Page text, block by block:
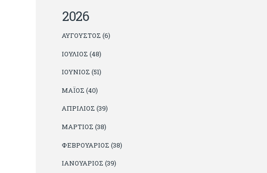
γιατί είναι μέλος της γενιάς που απόλαυσε τους
μεγαλύτερους σε όλα τα σπορ. Δεν είναι
παντρεμένος, αλλά θαυμάζει όσους βρίσκουν το
κουράγιο να το κάνουν. Αντίθετα από πολλούς
φίλους του δεν πληρώνει διατροφές. Ελπίζει ότι
δεν έχει παιδιά. Απειλεί ότι θα γράφει όσο
υπάρχουν άνθρωποι που τον διαβάζουν, είτε
συμφωνώντας είτε διαφωνώντας.
2026
ΑΎΓΟΥΣΤΟΣ (6)
ΙΟΎΛΙΟΣ (48)
ΙΟΎΝΙΟΣ (51)
ΜΆΙΟΣ (40)
ΑΠΡΊΛΙΟΣ (39)
ΜΆΡΤΙΟΣ (38)
ΦΕΒΡΟΥΆΡΙΟΣ (38)
ΙΑΝΟΥΆΡΙΟΣ (39)